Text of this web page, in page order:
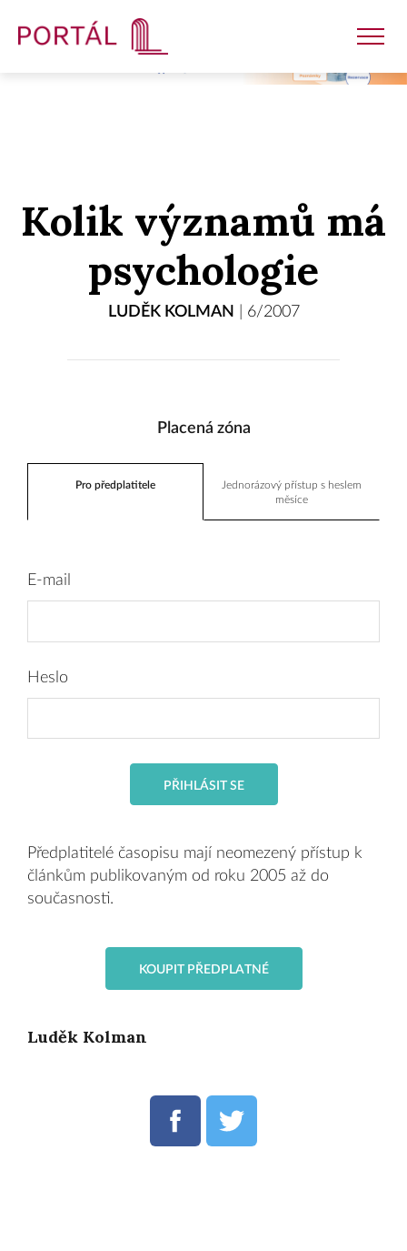
Časopisy
Kolik významů má
psychologie
LUDĚK KOLMAN 6/2007
Placená zóna
Pro předplatitele
Jednorázový přístup s heslem
měsíce
E-mail
Heslo
PŘIHLÁSIT SE
Předplatitelé časopisu mají neomezený přístup k
článkům publikovaným od roku 2005 až do
současnosti.
KOUPIT PŘEDPLATNÉ
Luděk Kolman